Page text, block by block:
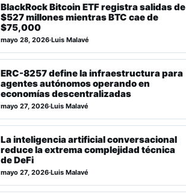
BlackRock Bitcoin ETF registra salidas de
$527 millones mientras BTC cae de
$75,000
mayo 28, 2026·Luis Malavé
ERC-8257 define la infraestructura para
agentes autónomos operando en
economías descentralizadas
mayo 27, 2026·Luis Malavé
La inteligencia artificial conversacional
reduce la extrema complejidad técnica
de DeFi
mayo 27, 2026·Luis Malavé